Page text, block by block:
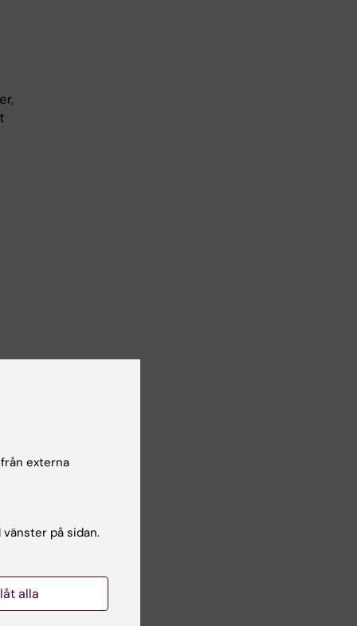
externa
på sidan.
alla